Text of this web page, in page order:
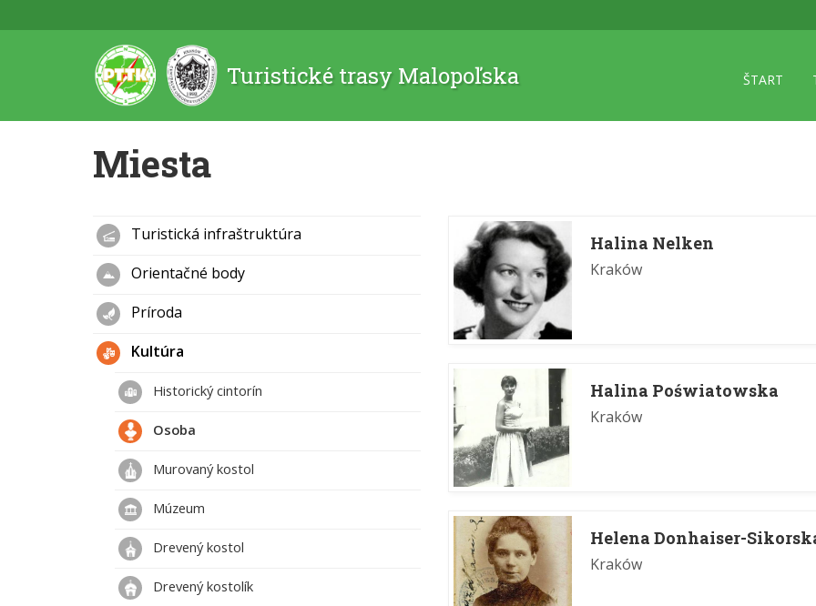
Turistické trasy Malopoľska ŠTART
Miesta
Halina Nelken
Kraków
Halina Poświatowska
Kraków
Helena Donhaiser-
Kraków
Turistická infraštruktúra
Orientačné body
Príroda
Kultúra
Historický cintorín
Osoba
Murovaný kostol
Múzeum
Drevený kostol
Drevený kostolík